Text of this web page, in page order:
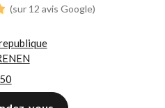
(sur 12 avis Google)